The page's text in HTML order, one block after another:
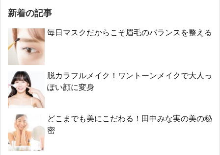
新着の記事
毎日マスクだからこそ眉毛のバランスを整える
脱カラフルメイク！ワントーンメイクで大人っ
ぽい顔に変身
どこまでも美にこだわる！田中みな実の美の秘
密